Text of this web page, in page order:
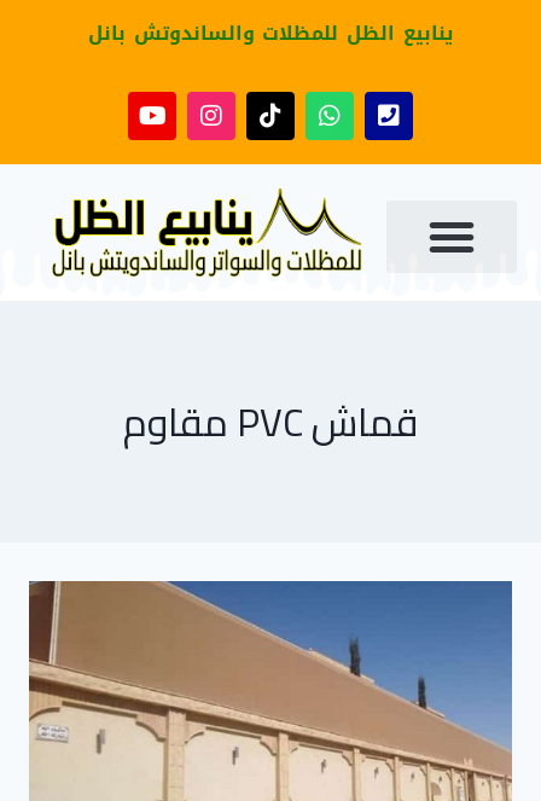
ينابيع الظل للمظلات والساندوتش بانل
قماش PVC مقاوم